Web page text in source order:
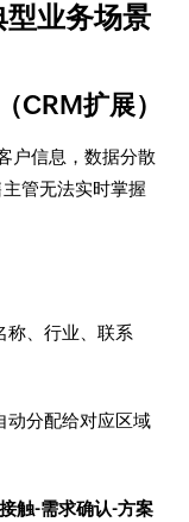
业务场景
CRM扩展）
户信息，数据分散
管无法实时掌握
称、行业、联系
动分配给对应区域
触-需求确认-方案